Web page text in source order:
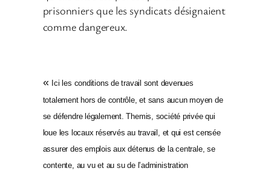
prisonniers que les syndicats désignaient
comme dangereux.
« Ici les conditions de travail sont devenues
totalement hors de contrôle, et sans aucun moyen de
se défendre légalement. Themis, société privée qui
loue les locaux réservés au travail, et qui est censée
assurer des emplois aux détenus de la centrale, se
contente, au vu et au su de l’administration